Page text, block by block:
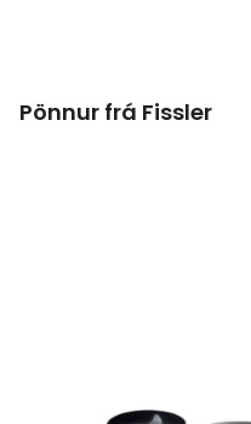
Pönnur frá Fissler